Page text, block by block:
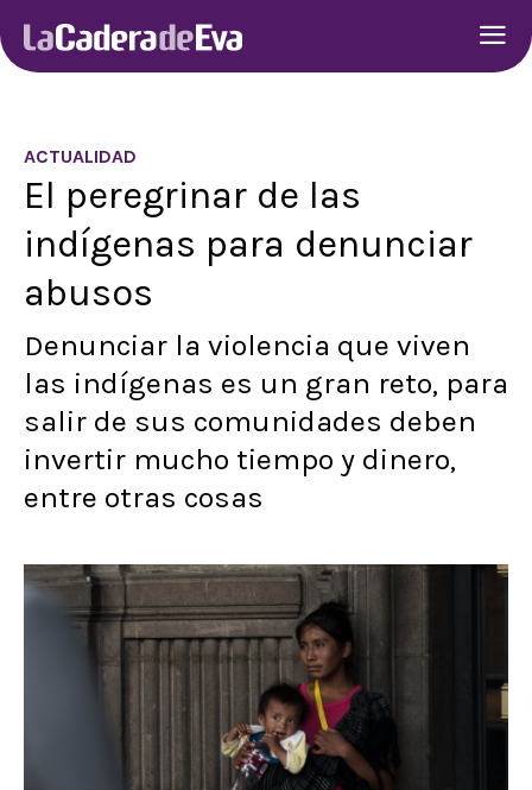
ACTUALIDAD
El peregrinar de las
indígenas para denunciar
abusos
Denunciar la violencia que viven
las indígenas es un gran reto, para
salir de sus comunidades deben
invertir mucho tiempo y dinero,
entre otras cosas